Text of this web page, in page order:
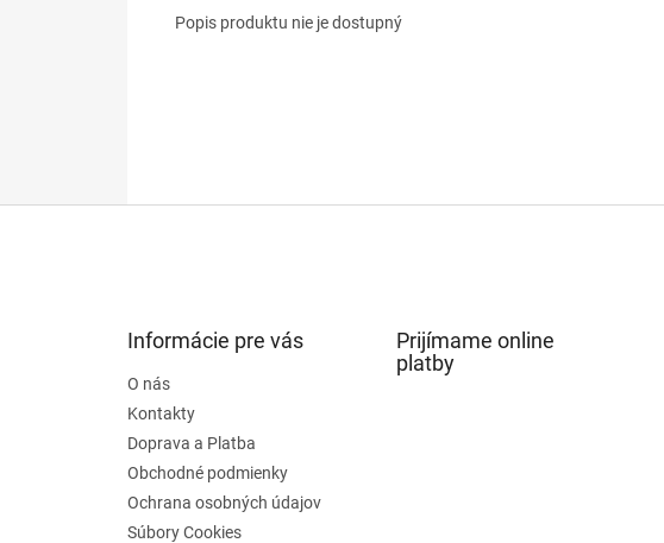
Popis produktu nie je dostupný
Informácie pre vás
O nás
Kontakty
Doprava a Platba
Obchodné podmienky
Ochrana osobných údajov
Súbory Cookies
Prijímame online
platby